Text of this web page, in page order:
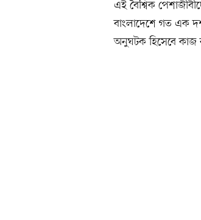
এই বৈশ্বিক
বাংলাদেশে গত এক
অনুঘটক হিসেবে কাজ